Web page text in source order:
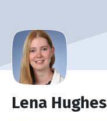
Lena Hughes